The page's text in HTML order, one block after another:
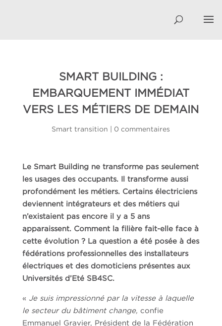
SMART BUILDING :
EMBARQUEMENT IMMÉDIAT
VERS LES MÉTIERS DE DEMAIN
Smart transition 0 commentaires
Le Smart Building ne transforme pas seulement
les usages des occupants. Il transforme aussi
profondément les métiers. Certains électriciens
deviennent intégrateurs et des métiers qui
n’existaient pas encore il y a 5 ans
apparaissent. Comment la filière fait-elle face à
cette évolution ? La question a été posée à des
fédérations professionnelles des installateurs
électriques et des domoticiens présentes aux
Universités d’Eté SB4SC.
« Je suis impressionné par la vitesse à laquelle
le secteur du bâtiment change, confie
Emmanuel Gravier, Président de la Fédération